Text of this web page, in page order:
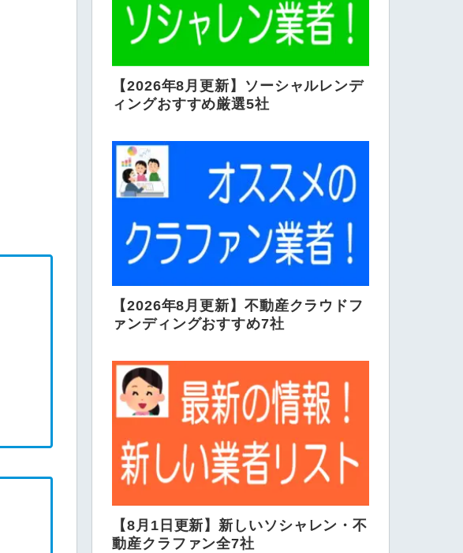
【2026年8月更新】ソーシャルレンデ
ィングおすすめ厳選5社
【2026年8月更新】不動産クラウドフ
ァンディングおすすめ7社
【8月1日更新】新しいソシャレン・不
動産クラファン全7社